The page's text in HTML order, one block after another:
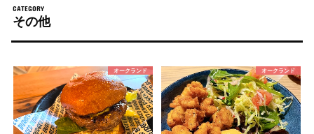
その他
オークランド オークランド